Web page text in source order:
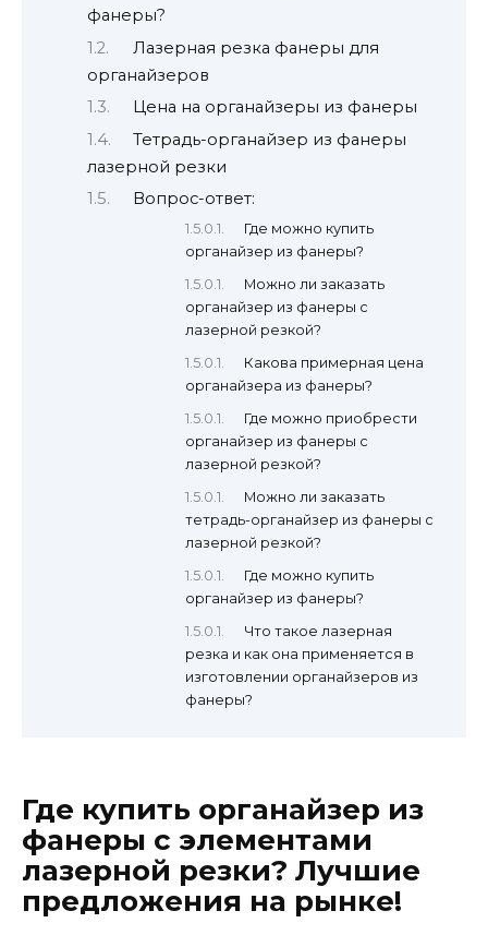
фанеры?
Лазерная резка фанеры для
органайзеров
Цена на органайзеры из фанеры
Тетрадь-органайзер из фанеры
лазерной резки
Вопрос-ответ:
Где можно купить
органайзер из фанеры?
Можно ли заказать
органайзер из фанеры с
лазерной резкой?
Какова примерная цена
органайзера из фанеры?
Где можно приобрести
органайзер из фанеры с
лазерной резкой?
Можно ли заказать
тетрадь-органайзер из фанеры с
лазерной резкой?
Где можно купить
органайзер из фанеры?
Что такое лазерная
резка и как она применяется в
изготовлении органайзеров из
фанеры?
Где купить органайзер из
фанеры с элементами
лазерной резки? Лучшие
предложения на рынке!